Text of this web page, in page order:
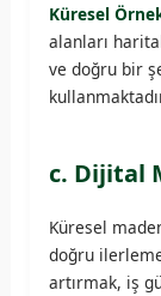
Küresel
alanları
ve doğru bir
c. Dijital
Küresel
doğru
artırmak, iş